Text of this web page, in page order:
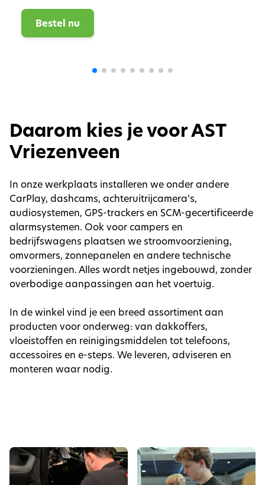
Bestel nu
Daarom kies je voor AST
Vriezenveen
In onze werkplaats installeren we onder andere
CarPlay, dashcams, achteruitrijcamera’s,
audiosystemen, GPS-trackers en SCM-gecertificeerde
alarmsystemen. Ook voor campers en
bedrijfswagens plaatsen we stroomvoorziening,
omvormers, zonnepanelen en andere technische
voorzieningen. Alles wordt netjes ingebouwd, zonder
overbodige aanpassingen aan het voertuig.
In de winkel vind je een breed assortiment aan
producten voor onderweg: van dakkoffers,
vloeistoffen en reinigingsmiddelen tot telefoons,
accessoires en e-steps. We leveren, adviseren en
monteren waar nodig.